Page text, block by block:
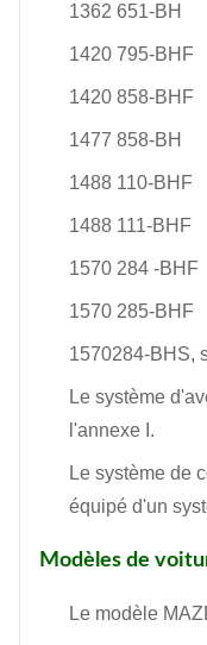
1362 651-BH
1420 795-BHF
1420 858-BHF
1477 858-BH
1488 110-BHF
1488 111-BHF
1570 284 -BHF
1570 285-BHF
1570284-BHS,
Le système
l'annexe I.
Le système de
équipé d'un
Modèles de
Le modèle